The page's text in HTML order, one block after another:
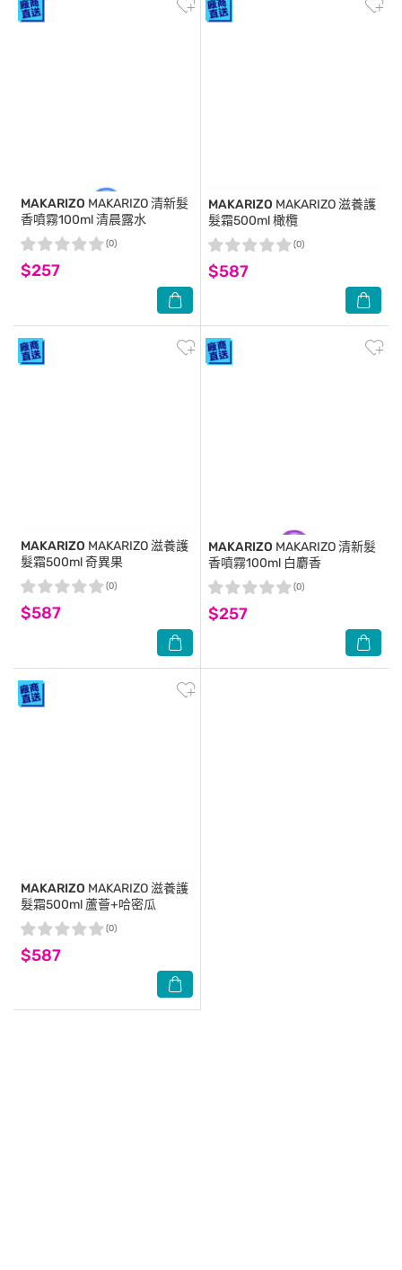
MAKARIZO MAKARIZO 清新髮
香噴霧100ml 清晨露水
$257
(0)
MAKARIZO MAKARIZO 滋養護
髮霜500ml 橄欖
$587
(0)
MAKARIZO MAKARIZO 滋養護
髮霜500ml 奇異果
$587
(0)
MAKARIZO MAKARIZO 清新髮
香噴霧100ml 白麝香
$257
(0)
MAKARIZO MAKARIZO 滋養護
髮霜500ml 蘆薈+哈密瓜
$587
(0)